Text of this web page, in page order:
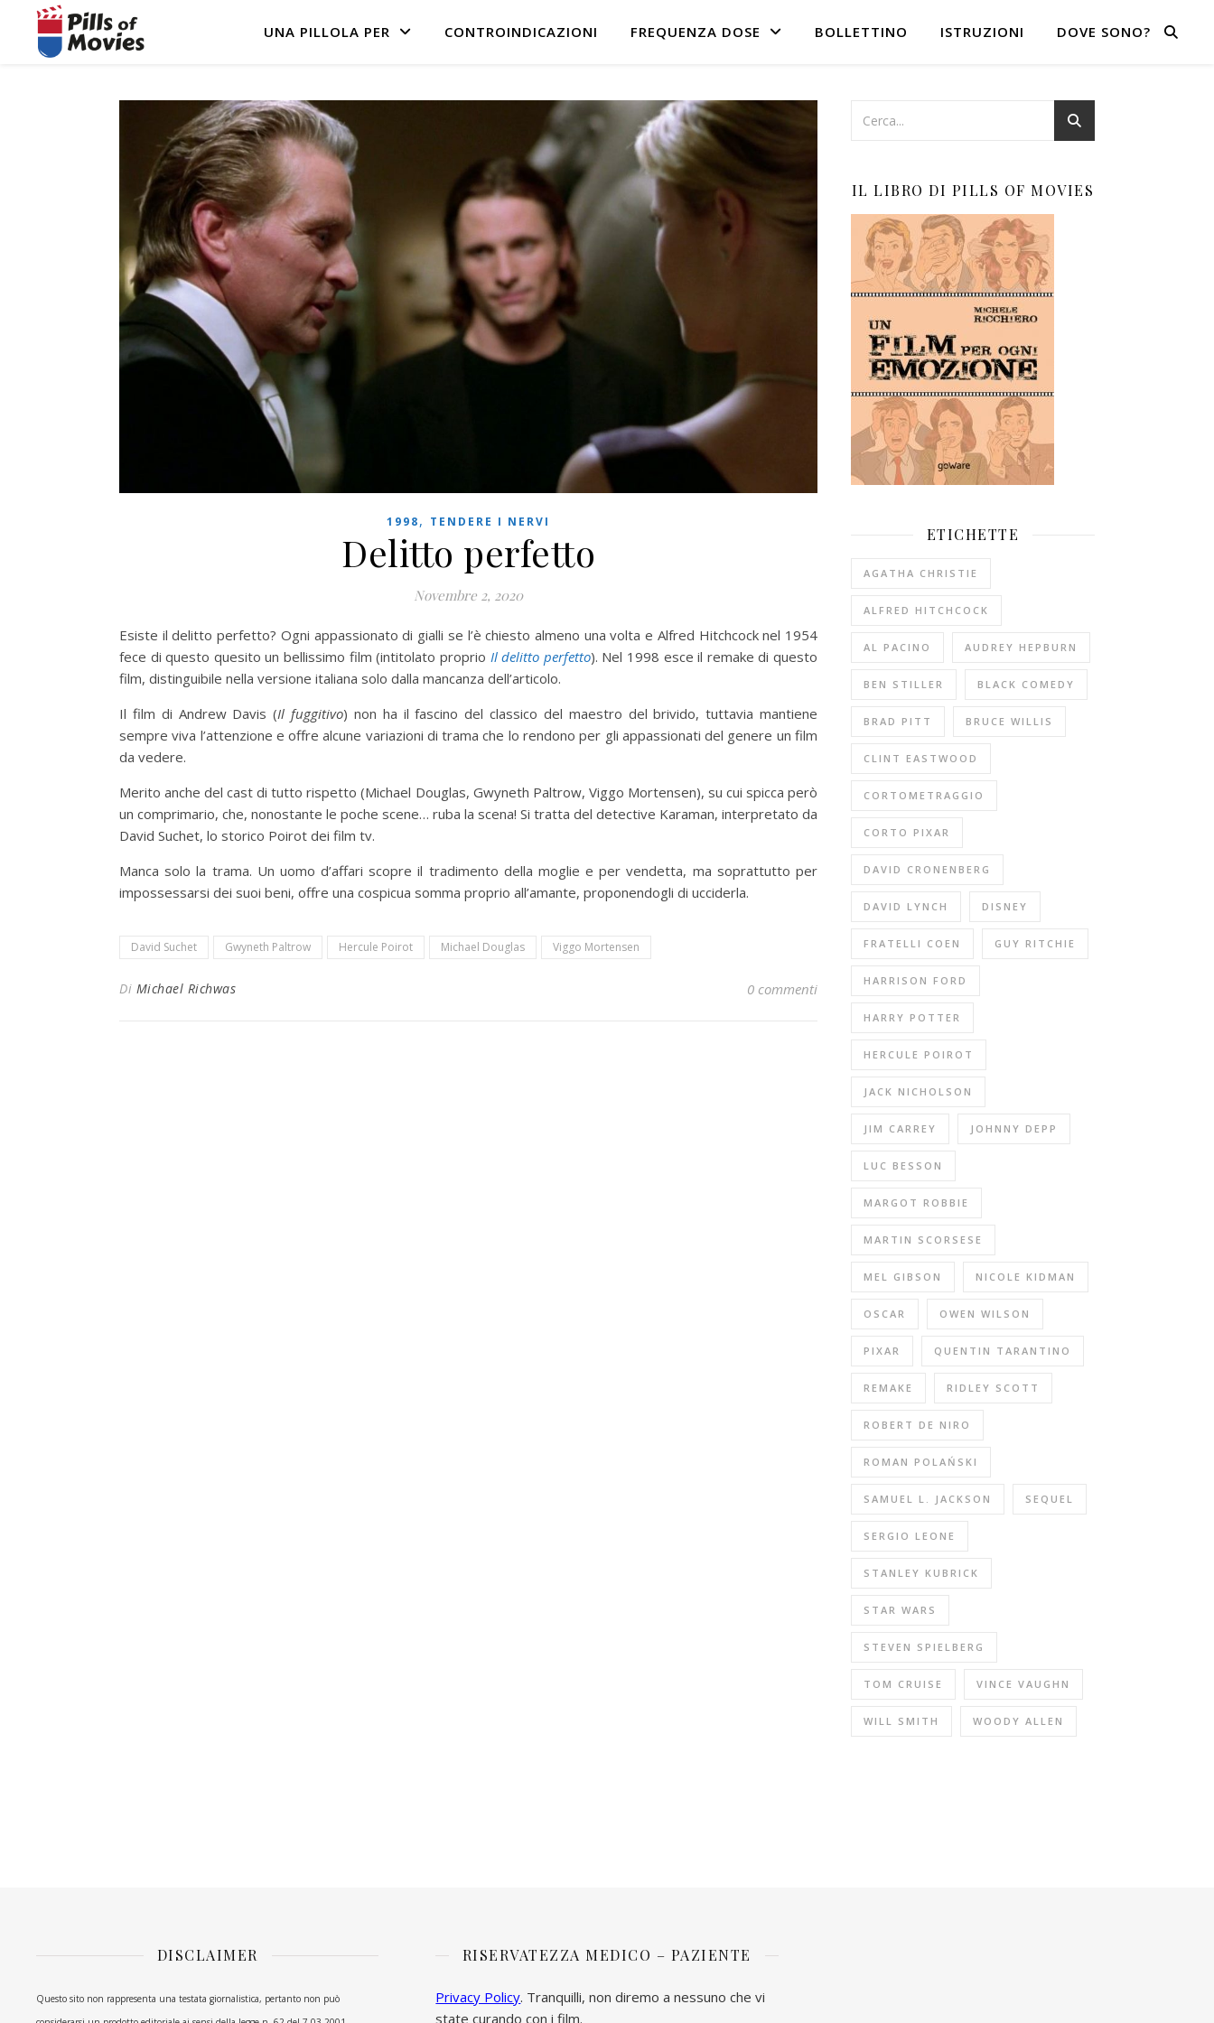
UNA PILLOLA PER CONTROINDICAZIONI FREQUENZA DOSE BOLLETTINO ISTRUZIONI DOVE SONO?
1998, TENDERE I NERVI
Delitto perfetto
Novembre 2, 2020
Esiste il delitto perfetto? Ogni appassionato di gialli se l’è chiesto almeno una volta e Alfred Hitchcock nel 1954
fece di questo quesito un bellissimo film (intitolato proprio Il delitto perfetto). Nel 1998 esce il remake di questo
film, distinguibile nella versione italiana solo dalla mancanza dell’articolo.
Il film di Andrew Davis (Il fuggitivo) non ha il fascino del classico del maestro del brivido, tuttavia mantiene
sempre viva l’attenzione e offre alcune variazioni di trama che lo rendono per gli appassionati del genere un film
da vedere.
Merito anche del cast di tutto rispetto (Michael Douglas, Gwyneth Paltrow, Viggo Mortensen), su cui spicca però
un comprimario, che, nonostante le poche scene… ruba la scena! Si tratta del detective Karaman, interpretato da
David Suchet, lo storico Poirot dei film tv.
Manca solo la trama. Un uomo d’affari scopre il tradimento della moglie e per vendetta, ma soprattutto per
impossessarsi dei suoi beni, offre una cospicua somma proprio all’amante, proponendogli di ucciderla.
David Suchet Gwyneth Paltrow Hercule Poirot Michael Douglas Viggo Mortensen
Di Michael Richwas 0 commenti
IL LIBRO DI PILLS OF MOVIES
ETICHETTE
AGATHA CHRISTIE
ALFRED HITCHCOCK
AL PACINO AUDREY HEPBURN
BEN STILLER BLACK COMEDY
BRAD PITT BRUCE WILLIS
CLINT EASTWOOD
CORTOMETRAGGIO
CORTO PIXAR
DAVID CRONENBERG
DAVID LYNCH DISNEY
FRATELLI COEN GUY RITCHIE
HARRISON FORD
HARRY POTTER
HERCULE POIROT
JACK NICHOLSON
JIM CARREY JOHNNY DEPP
LUC BESSON
MARGOT ROBBIE
MARTIN SCORSESE
MEL GIBSON NICOLE KIDMAN
OSCAR OWEN WILSON
PIXAR QUENTIN TARANTINO
REMAKE RIDLEY SCOTT
ROBERT DE NIRO
ROMAN POLAŃSKI
SAMUEL L. JACKSON SEQUEL
SERGIO LEONE
STANLEY KUBRICK
STAR WARS
STEVEN SPIELBERG
TOM CRUISE VINCE VAUGHN
WILL SMITH WOODY ALLEN
DISCLAIMER
Questo sito non rappresenta una testata giornalistica, pertanto non può
RISERVATEZZA MEDICO – PAZIENTE
Privacy Policy. Tranquilli, non diremo a nessuno che vi
state curando con i film.